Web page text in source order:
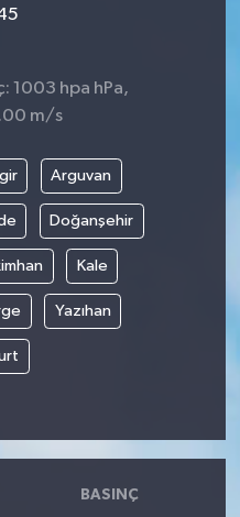
1003 hpa hPa,
m/s
Arguvan
Doğanşehir
Kale
Yazıhan
BASINÇ